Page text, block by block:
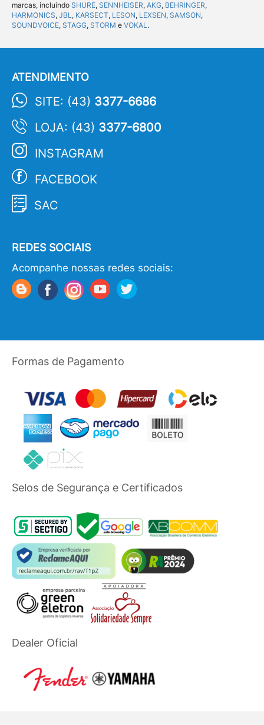
marcas, incluindo SHURE, SENNHEISER, AKG, BEHRINGER,
HARMONICS, JBL, KARSECT, LESON, LEXSEN, SAMSON,
SOUNDVOICE, STAGG, STORM e VOKAL.
ATENDIMENTO
SITE: (43) 3377-6686
LOJA: (43) 3377-6800
INSTAGRAM
FACEBOOK
SAC
REDES SOCIAIS
Acompanhe nossas redes sociais:
Formas de Pagamento
Selos de Segurança e Certificados
Dealer Oficial